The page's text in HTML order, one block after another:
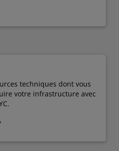
techniques dont vous
votre infrastructure avec